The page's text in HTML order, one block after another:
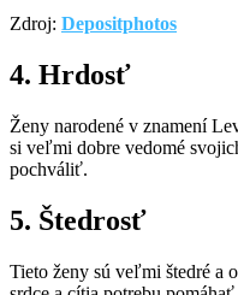
Zdroj: Depositphotos
4. Hrdosť
Ženy narodené v znamení
si veľmi dobre vedomé
pochváliť.
5. Štedrosť
Tieto ženy sú veľmi štedré a